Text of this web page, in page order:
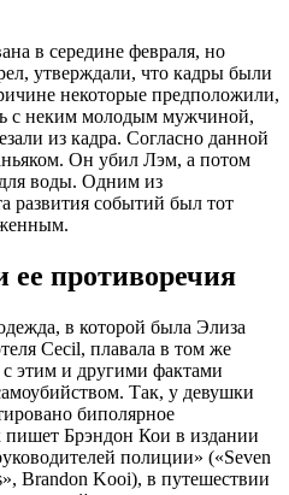
в середине февраля, но
утверждали, что кадры были
некоторые предположили,
с неким молодым мужчиной,
из кадра. Согласно данной
Он убил Лэм, а потом
для воды. Одним из
развития событий был тот
ее противоречия
в которой была Элиза
Cecil, плавала в том же
с этим и другими фактами
Так, у девушки
биполярное
пишет Брэндон Кои в издании
полиции» («Seven
Brandon Kooi), в путешествии